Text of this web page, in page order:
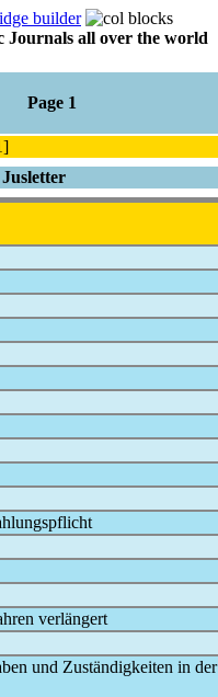
Journals all over the world
Page 1
verlängert
und Zuständigkeiten in der